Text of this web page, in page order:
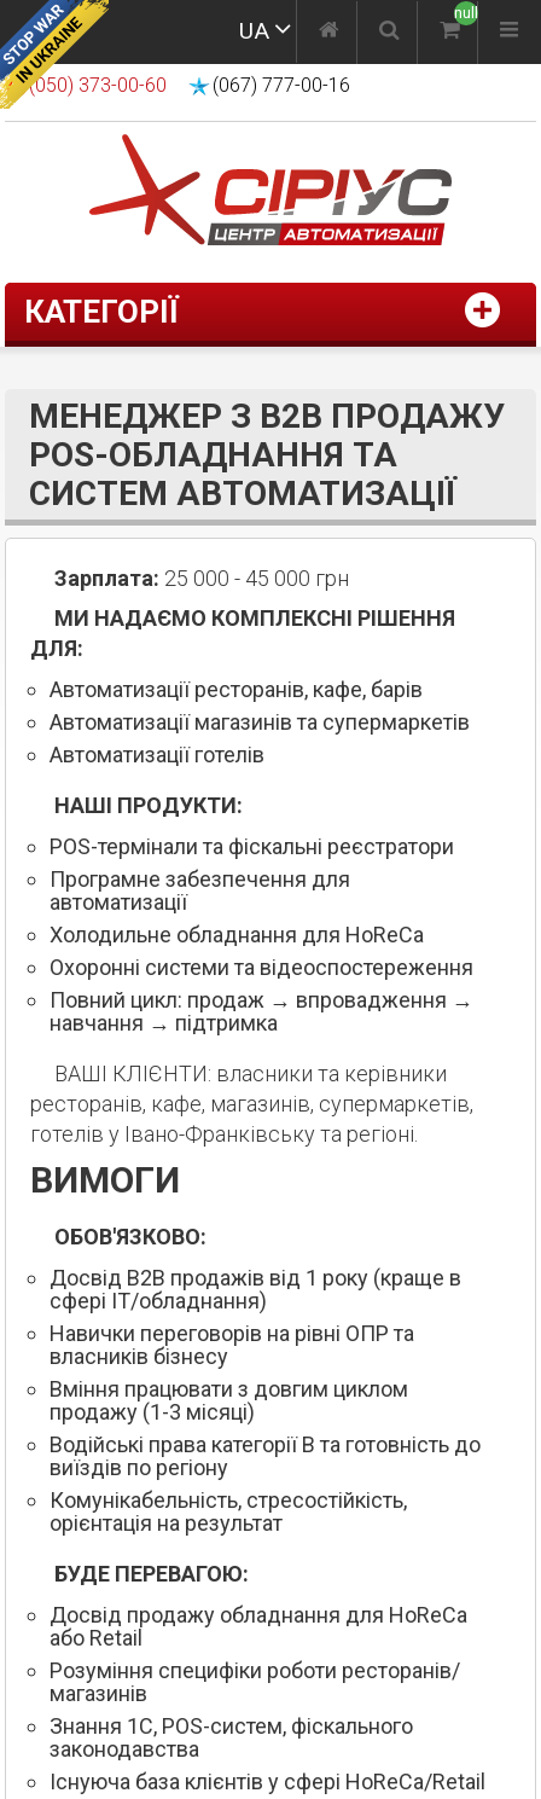
UA
null
(050) 373-00-60 (067) 777-00-16
КАТЕГОРІЇ
МЕНЕДЖЕР З B2B ПРОДАЖУ
POS-ОБЛАДНАННЯ ТА
СИСТЕМ АВТОМАТИЗАЦІЇ
Зарплата: 25 000 - 45 000 грн
МИ НАДАЄМО КОМПЛЕКСНІ РІШЕННЯ
ДЛЯ:
Автоматизації ресторанів, кафе, барів
Автоматизації магазинів та супермаркетів
Автоматизації готелів
НАШІ ПРОДУКТИ:
POS-термінали та фіскальні реєстратори
Програмне забезпечення для
автоматизації
Холодильне обладнання для HoReCa
Охоронні системи та відеоспостереження
Повний цикл: продаж → впровадження →
навчання → підтримка
ВАШІ КЛІЄНТИ: власники та керівники
ресторанів, кафе, магазинів, супермаркетів,
готелів у Івано-Франківську та регіоні.
ВИМОГИ
ОБОВ'ЯЗКОВО:
Досвід B2B продажів від 1 року (краще в
сфері IT/обладнання)
Навички переговорів на рівні ОПР та
власників бізнесу
Вміння працювати з довгим циклом
продажу (1-3 місяці)
Водійські права категорії B та готовність до
виїздів по регіону
Комунікабельність, стресостійкість,
орієнтація на результат
БУДЕ ПЕРЕВАГОЮ:
Досвід продажу обладнання для HoReCa
або Retail
Розуміння специфіки роботи ресторанів/
магазинів
Знання 1С, POS-систем, фіскального
законодавства
Існуюча база клієнтів у сфері HoReCa/Retail